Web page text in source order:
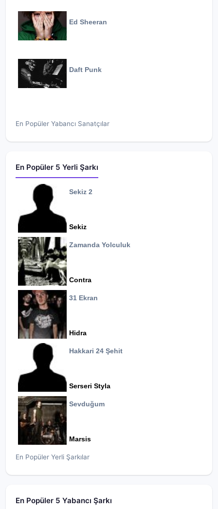
Ed Sheeran
Daft Punk
En Popüler Yabancı Sanatçılar
En Popüler 5 Yerli Şarkı
Sekiz 2
Sekiz
Zamanda Yolculuk
Contra
31 Ekran
Hidra
Hakkari 24 Şehit
Serseri Styla
Sevduğum
Marsis
En Popüler Yerli Şarkılar
En Popüler 5 Yabancı Şarkı